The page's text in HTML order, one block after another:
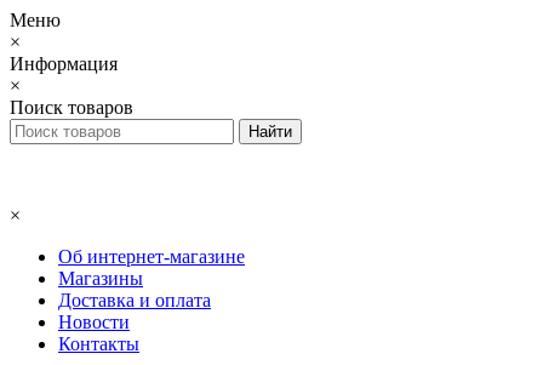
Меню
×
Информация
×
Поиск товаров
×
Об интернет-магазине
Магазины
Доставка и оплата
Новости
Контакты